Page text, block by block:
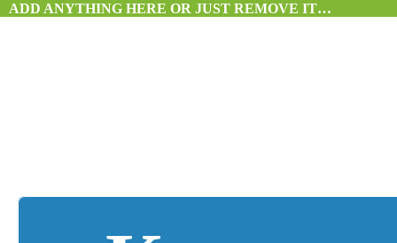
ADD ANYTHING HERE OR JUST REMOVE IT…